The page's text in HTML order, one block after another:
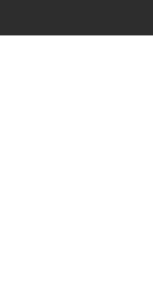
للفاشون.. وتُتوَّج بلقب أفضل